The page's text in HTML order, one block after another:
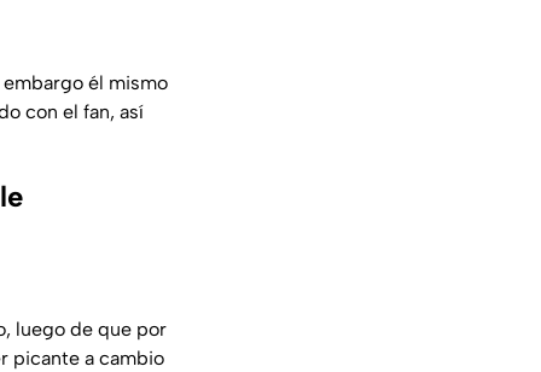
embargo él mismo
con el fan, así
luego de que por
picante a cambio